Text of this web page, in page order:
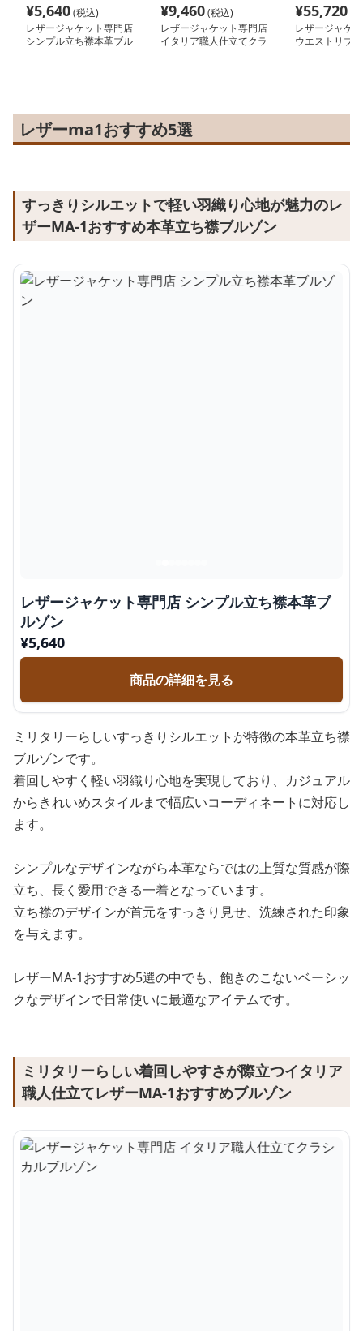
¥5,640(税込)
レザージャケット専門店
シンプル立ち襟本革ブル
¥9,460(税込)
レザージャケット専門店
イタリア職人仕立てクラ
¥55,720
レザージャケ
ウエストリブ
レザーma1おすすめ5選
すっきりシルエットで軽い羽織り心地が魅力のレ
ザーMA-1おすすめ本革立ち襟ブルゾン
レザージャケット専門店 シンプル立ち襟本革ブ
ルゾン
¥5,640
商品の詳細を見る
ミリタリーらしいすっきりシルエットが特徴の本革立ち襟
ブルゾンです。
着回しやすく軽い羽織り心地を実現しており、カジュアル
からきれいめスタイルまで幅広いコーディネートに対応し
ます。
シンプルなデザインながら本革ならではの上質な質感が際
立ち、長く愛用できる一着となっています。
立ち襟のデザインが首元をすっきり見せ、洗練された印象
を与えます。
レザーMA-1おすすめ5選の中でも、飽きのこないベーシッ
クなデザインで日常使いに最適なアイテムです。
ミリタリーらしい着回しやすさが際立つイタリア
職人仕立てレザーMA-1おすすめブルゾン